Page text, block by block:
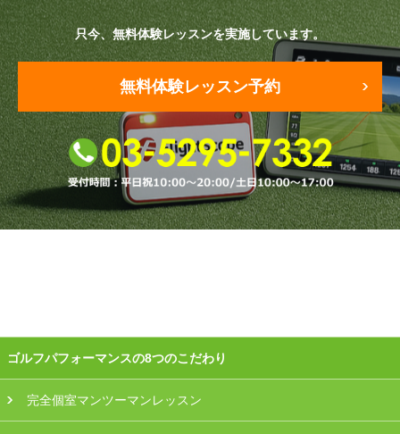
原田メソッド
エゴスキューメソッド
ゴルフが楽しみたい（初心者）
短期間での上達（初心者）
シングルを目指したい（中・上級者）
プラン・料金
只今、無料体験レッスンを実施しています。
無料体験レッスン予約
ゴルフパフォーマンスの8つのこだわり
完全個室マンツーマンレッスン